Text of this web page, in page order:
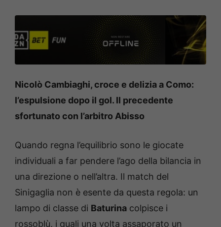
Nicolò Cambiaghi, croce e delizia a Como:
l’espulsione dopo il gol. Il precedente
sfortunato con l’arbitro Abisso
Quando regna l’equilibrio sono le giocate
individuali a far pendere l’ago della bilancia in
una direzione o nell’altra. Il match del
Sinigaglia non è esente da questa regola: un
lampo di classe di Baturina colpisce i
rossoblù, i quali una volta assaporato un